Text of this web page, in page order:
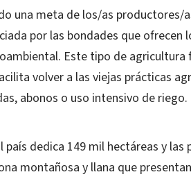
una meta de los/as productores/
por las bondades que ofrecen
Este tipo de agricultura
volver a las viejas prácticas
abonos o uso intensivo de riego.
país dedica 149 mil hectáreas y las
montañosa y llana que